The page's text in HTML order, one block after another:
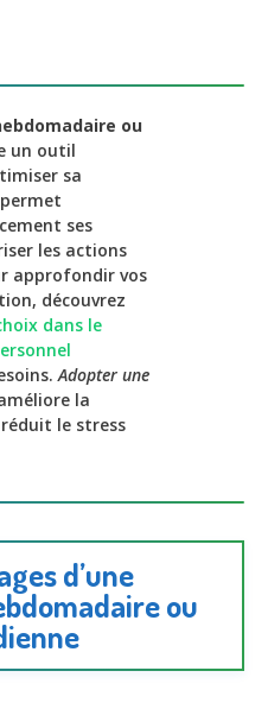
ou
un outil
sa
ses
les actions
approfondir vos
découvrez
dans le
Adopter une
la
le stress
d’une
ou